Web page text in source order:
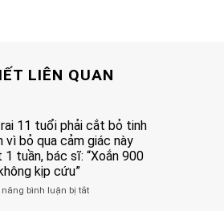
LIÊN QUAN
11 tuổi phải cắt bỏ tinh
vì bỏ qua cảm giác này
1 tuần, bác sĩ: “Xoắn 900
kịp cứu”
năng bình luận bị tắtở